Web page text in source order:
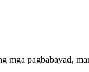
pagbabayad,